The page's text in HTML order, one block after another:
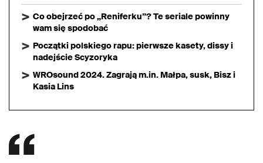
Co obejrzeć po „Reniferku”? Te seriale powinny
wam się spodobać
Początki polskiego rapu: pierwsze kasety, dissy i
nadejście Scyzoryka
WROsound 2024. Zagrają m.in. Małpa, susk, Bisz i
Kasia Lins